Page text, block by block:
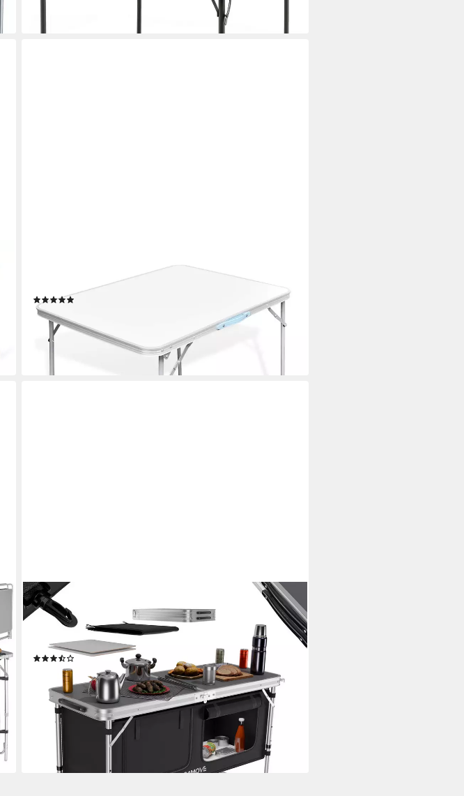
Campingstuhl Campingtisch zusammenklappbar mit
Metallrahmen 80 x 60 cm
ab 38,99 €
lieferbar - in 4-5 Werktagen bei dir
24MOVE
Campingschrank Campingküche PRAIA Outdoorküche Alu
(faltbar, höhenverstellbar, tragbar) mit Arbeitsplatte und
Staufächern
(6)
64,99 €
lieferbar - in 2-3 Werktagen bei dir